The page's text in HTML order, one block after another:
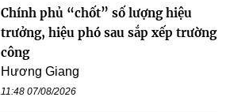
Chính phủ “chốt” số lượng hiệu
trưởng, hiệu phó sau sắp xếp trường
công
Hương Giang
11:48 07/08/2026